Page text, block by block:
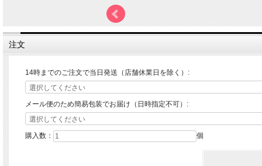
注文
14時までのご注文で当日発送（店舗休業日を除く）:
メール便のため簡易包装でお届け（日時指定不可）:
購入数： 個